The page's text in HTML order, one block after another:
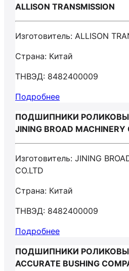
ALLISON TRANSMISSION
Изготовитель: ALLISON
Страна: Китай
ТНВЭД: 8482400009
Подробнее
ПОДШИПНИКИ
JINING BROAD MACHINERY
Изготовитель: JINING
CO.LTD
Страна: Китай
ТНВЭД: 8482400009
Подробнее
ПОДШИПНИКИ
ACCURATE BUSHING